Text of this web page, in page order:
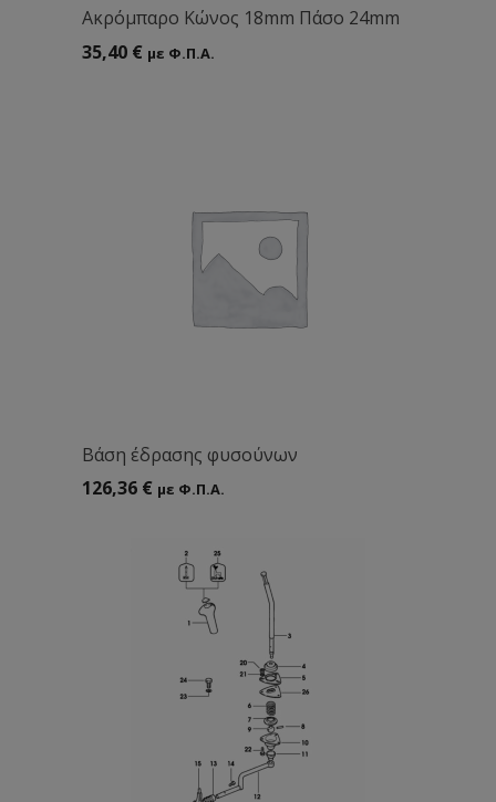
Aκρόμπαρο Κώνος 18mm Πάσο 24mm
35,40 € με Φ.Π.Α.
Bάση έδρασης φυσούνων
126,36 € με Φ.Π.Α.